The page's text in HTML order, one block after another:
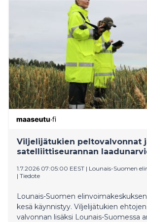
varautumishanke.
Viljelijätukien peltovalvonnat
satelliittiseurannan
1.7.2026 07:05:00 EEST | Lounais-Suomen
| Tiedote
Lounais-Suomen
kesä käynnistyy. Viljelijätukien
valvonnan lisäksi Lounais-Suomessa